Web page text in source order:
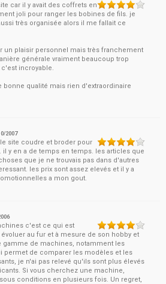
car il y avait des coffrets en
joli pour ranger les bobines de fils. je
très organisée alors il me fallait ce
un plaisir personnel mais très franchement
générale vraiment beaucoup trop
incroyable.
bonne qualité mais rien d'extraordinaire
2007
site coudre et broder pour
il y en a de temps en temps. les articles que
que je ne trouvais pas dans d'autres
les prix sont assez elevés et il y a
a mon gout.
c'est ce qui est
au fur et à mesure de son hobby et
gamme de machines, notamment les
permet de comparer les modèles et les
je n'ai pas relevé qu'ils sont plus élevés
Si vous cherchez une machine,
conditions en plusieurs fois. Un regret,